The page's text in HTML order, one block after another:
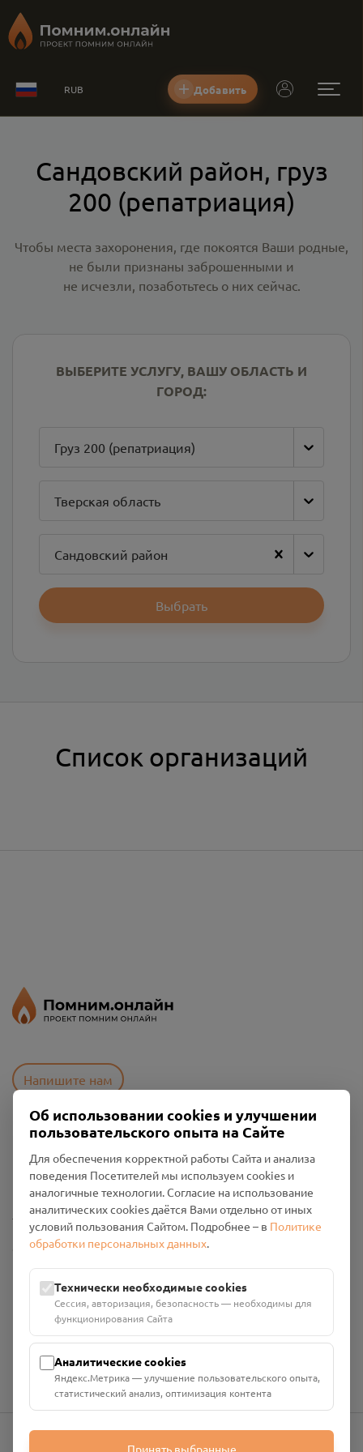
RUB Добавить
Сандовский район, груз
200 (репатриация)
Чтобы места захоронения, где покоятся Ваши родные,
не были признаны заброшенными и
не исчезли, позаботьтесь о них сейчас.
ВЫБЕРИТЕ УСЛУГУ, ВАШУ ОБЛАСТЬ И
ГОРОД:
Груз 200 (репатриация)
Тверская область
Сандовский район
Выбрать
Список организаций
Напишите нам
Пользовательское соглашение
Политика конфиденциальности
Промо-материалы
Настройки cookies
Общество с ограниченной ответственностью «Смоленский
Проект Помним»
ИНН: 6700029207 ОГРН: 1256700001986
Юридический адрес: 216790, Смоленская область, р-н
Руднянский, г. Рудня, улица Западная, д. 26А, пом. 18
Номер счёта: 40702810901130004287 в АО "АЛЬФА-БАНК"
Кор. счёт: 30101810200000000593
Об использовании cookies и улучшении
пользовательского опыта на Сайте
Для обеспечения корректной работы Сайта и анализа
поведения Посетителей мы используем cookies и
аналогичные технологии. Согласие на использование
аналитических cookies даётся Вами отдельно от иных
условий пользования Сайтом. Подробнее – в Политике
обработки персональных данных.
Технически необходимые cookies
Сессия, авторизация, безопасность — необходимы для
функционирования Сайта
Аналитические cookies
Яндекс.Метрика — улучшение пользовательского опыта,
статистический анализ, оптимизация контента
Принять выбранные